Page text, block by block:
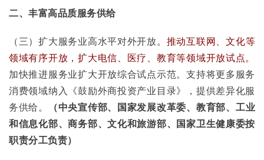
二、丰富高品质服务供给
（三）扩大服务业高水平对外开放。 推动互联网、文化等
领域有序开放，扩大电信、医疗、教育等领域开放试点。
加快推进服务业扩大开放综合试点示范。支持将更多服务
消费领域纳入《鼓励外商投资产业目录》，提供差异化服
务供给。
（中央宣传部、国家发展改革委、教育部、工业
和信息化部、商务部、文化和旅游部、国家卫生健康委按
职责分工负责）